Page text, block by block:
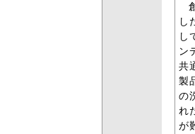
し
し
ン
共
製
の
れ
が